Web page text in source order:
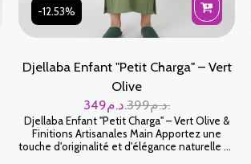
-12.53%
Djellaba Enfant "Petit Charga" – Vert
Olive
399
د.م. 349 د.م.
Djellaba Enfant "Petit Charga" – Vert Olive &
Finitions Artisanales Main Apportez une
touche d'originalité et d'élégance naturelle au